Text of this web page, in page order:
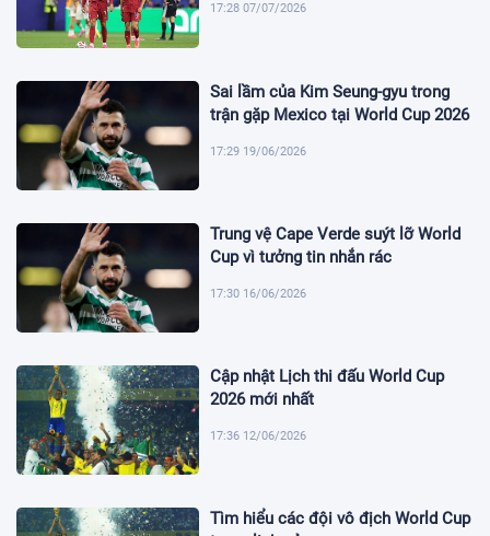
17:28 07/07/2026
Sai lầm của Kim Seung-gyu trong
trận gặp Mexico tại World Cup 2026
17:29 19/06/2026
Trung vệ Cape Verde suýt lỡ World
Cup vì tưởng tin nhắn rác
17:30 16/06/2026
Cập nhật Lịch thi đấu World Cup
2026 mới nhất
17:36 12/06/2026
Tìm hiểu các đội vô địch World Cup